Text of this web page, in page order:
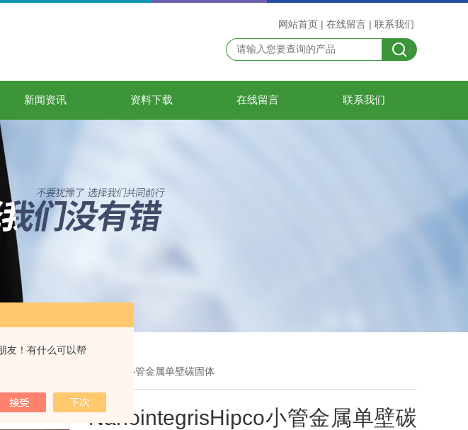
友！有什么可以帮
网站首页 | 在线留言 | 联系我们
新闻资讯 资料下载 在线留言 联系我们
> 瓶NanointegrisHipco小管金属单壁碳固体
NanointegrisHipco小管金属单壁碳